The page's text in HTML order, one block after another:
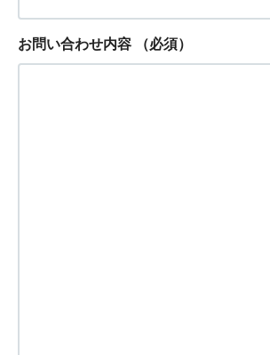
お問い合わせ内容 （必須）